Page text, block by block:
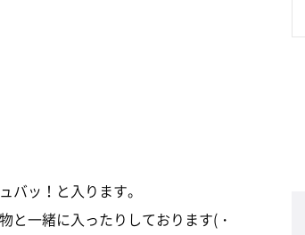
バッ！と入ります。
と一緒に入ったりしております(・